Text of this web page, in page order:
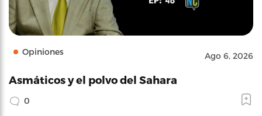
Opiniones Ago 6, 2026
Asmáticos y el polvo del Sahara
0